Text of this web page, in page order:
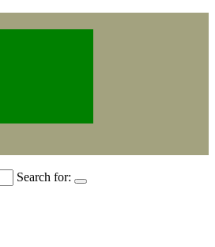
Search for: